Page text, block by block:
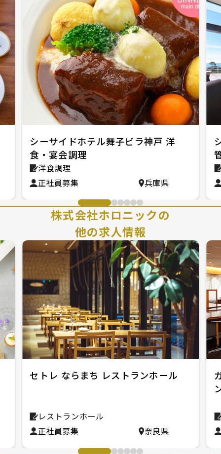
シーサイドホテル舞子ビラ神戸 洋
食・宴会調理
洋食調理
正社員募集
兵庫県
株式会社ホロニックの
他の求人情報
セトレ ならまち レストランホール
レストランホール
正社員募集
奈良県